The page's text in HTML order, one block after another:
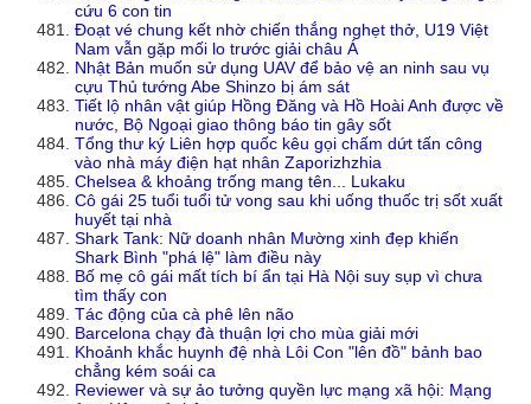
cứu 6 con tin
Đoạt vé chung kết nhờ chiến thắng nghẹt thở, U19 Việt
Nam vẫn gặp mối lo trước giải châu Á
Nhật Bản muốn sử dụng UAV để bảo vệ an ninh sau vụ
cựu Thủ tướng Abe Shinzo bị ám sát
Tiết lộ nhân vật giúp Hồng Đăng và Hồ Hoài Anh được về
nước, Bộ Ngoại giao thông báo tin gây sốt
Tổng thư ký Liên hợp quốc kêu gọi chấm dứt tấn công
vào nhà máy điện hạt nhân Zaporizhzhia
Chelsea & khoảng trống mang tên... Lukaku
Cô gái 25 tuổi tuổi tử vong sau khi uống thuốc trị sốt xuất
huyết tại nhà
Shark Tank: Nữ doanh nhân Mường xinh đẹp khiến
Shark Bình "phá lệ" làm điều này
Bố mẹ cô gái mất tích bí ẩn tại Hà Nội suy sụp vì chưa
tìm thấy con
Tác động của cà phê lên não
Barcelona chạy đà thuận lợi cho mùa giải mới
Khoảnh khắc huynh đệ nhà Lôi Con "lên đồ" bảnh bao
chẳng kém soái ca
Reviewer và sự ảo tưởng quyền lực mạng xã hội: Mạng